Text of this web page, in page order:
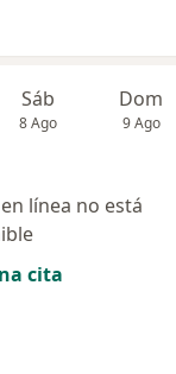
Sáb
8 Ago
Dom
9 Ago
línea no está
cita